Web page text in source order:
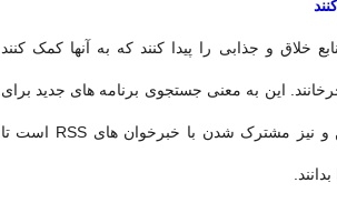
خلاق و جذابی را پیدا کنند که به آنها کمک کنند
این به معنی جستجوی برنامه های جدید برای
استفاده، مرور وب برای الهام گرفتن و نیز مشترک شدن با خبرخوان های RSS است تا